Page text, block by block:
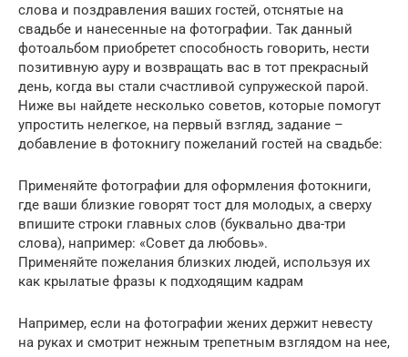
слова и поздравления ваших гостей, отснятые на
свадьбе и нанесенные на фотографии. Так данный
фотоальбом приобретет способность говорить, нести
позитивную ауру и возвращать вас в тот прекрасный
день, когда вы стали счастливой супружеской парой.
Ниже вы найдете несколько советов, которые помогут
упростить нелегкое, на первый взгляд, задание –
добавление в фотокнигу пожеланий гостей на свадьбе:
Применяйте фотографии для оформления фотокниги,
где ваши близкие говорят тост для молодых, а сверху
впишите строки главных слов (буквально два-три
слова), например: «Совет да любовь».
Применяйте пожелания близких людей, используя их
как крылатые фразы к подходящим кадрам
Например, если на фотографии жених держит невесту
на руках и смотрит нежным трепетным взглядом на нее,